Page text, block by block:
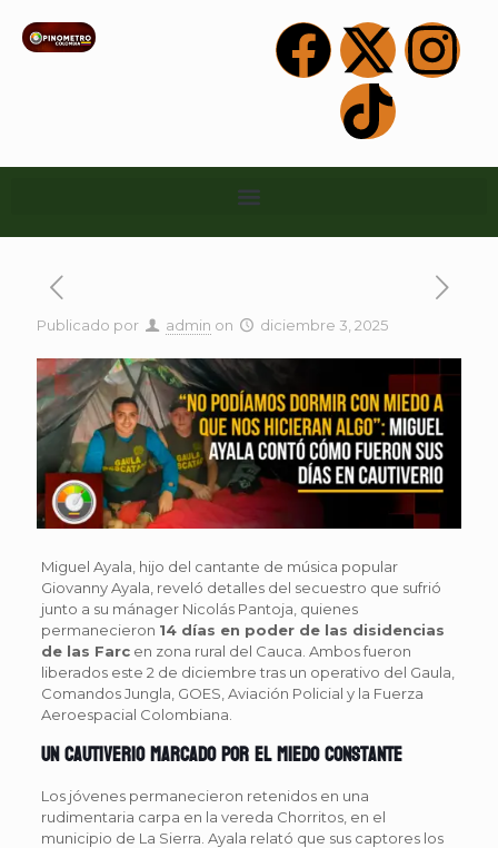
Publicado por admin on diciembre 3, 2025
Miguel Ayala, hijo del cantante de música popular
Giovanny Ayala, reveló detalles del secuestro que sufrió
junto a su mánager Nicolás Pantoja, quienes
permanecieron 14 días en poder de las disidencias
de las Farcen zona rural del Cauca. Ambos fueron
liberados este 2 de diciembre tras un operativo del Gaula,
Comandos Jungla, GOES, Aviación Policial y la Fuerza
Aeroespacial Colombiana.
Un cautiverio marcado por el miedo constante
Los jóvenes permanecieron retenidos en una
rudimentaria carpa en la vereda Chorritos, en el
municipio de La Sierra. Ayala relató que sus captores los